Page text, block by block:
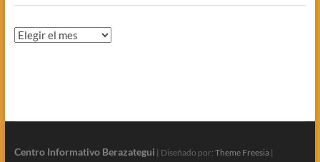
Archivos
Centro Informativo Berazategui | Diseñado por: Theme Freesia|